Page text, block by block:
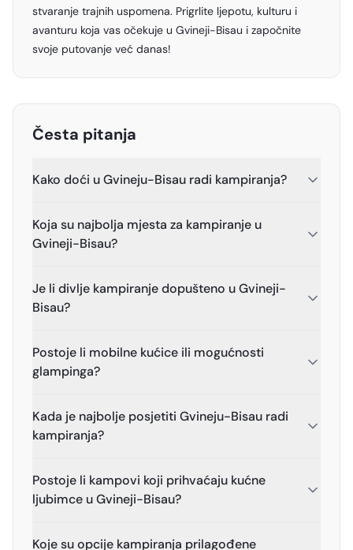
stvaranje trajnih uspomena. Prigrlite ljepotu, kulturu i
avanturu koja vas očekuje u Gvineji-Bisau i započnite
svoje putovanje već danas!
Česta pitanja
Kako doći u Gvineju-Bisau radi kampiranja?
Koja su najbolja mjesta za kampiranje u
Gvineji-Bisau?
Je li divlje kampiranje dopušteno u Gvineji-
Bisau?
Postoje li mobilne kućice ili mogućnosti
glampinga?
Kada je najbolje posjetiti Gvineju-Bisau radi
kampiranja?
Postoje li kampovi koji prihvaćaju kućne
ljubimce u Gvineji-Bisau?
Koje su opcije kampiranja prilagođene